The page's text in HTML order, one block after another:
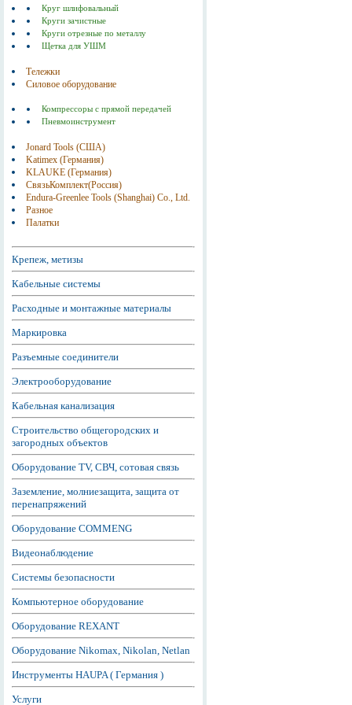
Круг шлифовальный
Круги зачистные
Круги отрезные по металлу
Щетка для УШМ
Тележки
Силовое оборудование
Компрессоры с прямой передачей
Пневмоинструмент
Jonard Tools (США)
Katimex (Германия)
KLAUKE (Германия)
СвязьКомплект(Россия)
Endura-Greenlee Tools (Shanghai) Co., Ltd.
Разное
Палатки
Крепеж, метизы
Кабельные системы
Расходные и монтажные материалы
Маркировка
Разъемные соединители
Электрооборудование
Кабельная канализация
Строительство общегородских и
загородных объектов
Оборудование TV, СВЧ, сотовая связь
Заземление, молниезащита, защита от
перенапряжений
Оборудование COMMENG
Видеонаблюдение
Системы безопасности
Компьютерное оборудование
Оборудование REXANT
Оборудование Nikomax, Nikolan, Netlan
Инструменты HAUPA ( Германия )
Услуги